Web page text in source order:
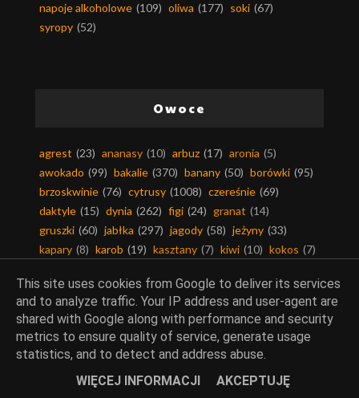
napoje alkoholowe (109) oliwa (177) soki (67)
syropy (52)
Owoce
agrest (23) ananasy (10) arbuz (17) aronia (5)
awokado (99) bakalie (370) banany (50) borówki (95)
brzoskwinie (76) cytrusy (1008) czereśnie (69)
daktyle (15) dynia (262) figi (24) granat (14)
gruszki (60) jabłka (297) jagody (58) jeżyny (33)
kapary (8) karob (19) kasztany (7) kiwi (10) kokos (7)
morele (36) nektarynki (2) orzechy (541)
owoce egzotyczne
(602) papaja (15) persymona (6)
pigwa (16) plantany (6) porzeczki (73) poziomki (7)
rabarbar
(62) truskawki (227) winogrono
(137) żurawina (110)
This site uses cookies from Google to deliver its services
and to analyze traffic. Your IP address and user-agent are
shared with Google along with performance and security
metrics to ensure quality of service, generate usage
statistics, and to detect and address abuse.
WIĘCEJ INFORMACJI
AKCEPTUJĘ